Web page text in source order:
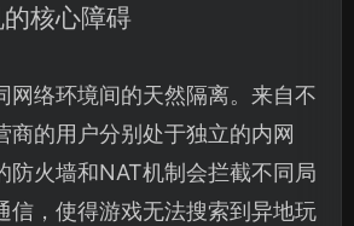
核心障碍
网络环境间的天然隔离。来自不
商的用户分别处于独立的内网
防火墙和NAT机制会拦截不同局
信，使得游戏无法搜索到异地玩